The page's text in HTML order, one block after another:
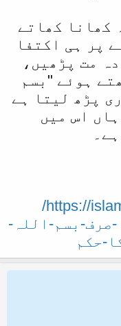
کھانا کھاتے
پر ہی اکتفا
مت پڑھیں،
ہوئے "بسم
پڑھ لیتا ہے
اس میں
https://islamqa.info/ur/answers/163573/
صرف-بسم-اللہ-
حکم